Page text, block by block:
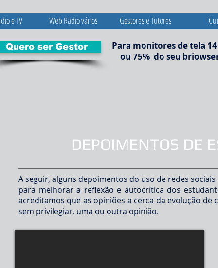
e TV Web Rádio vários Gestores e Tutores
Quero ser Gestor
Para monitores de tela
ou 75% do seu
DEPOIMENTOS DE
A seguir, alguns depoimentos do uso de redes
para melhorar a reflexão e autocrítica dos
acreditamos que as opiniões a cerca da evolução
sem privilegiar, uma ou outra opinião.